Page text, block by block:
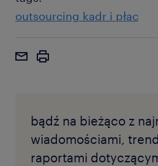
outsourcing kadr i płac
bądź na bieżąco z
wiadomościami,
raportami